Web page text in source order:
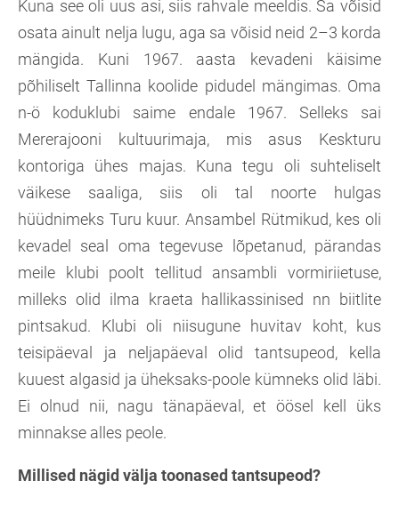
Kuna see oli uus asi, siis rahvale meeldis. Sa võisid
osata ainult nelja lugu, aga sa võisid neid 2–3 korda
mängida. Kuni 1967. aasta kevadeni käisime
põhiliselt Tallinna koolide pidudel mängimas. Oma
n-ö koduklubi saime endale 1967. Selleks sai
Mererajooni kultuurimaja, mis asus Keskturu
kontoriga ühes majas. Kuna tegu oli suhteliselt
väikese saaliga, siis oli tal noorte hulgas
hüüdnimeks Turu kuur. Ansambel Rütmikud, kes oli
kevadel seal oma tegevuse lõpetanud, pärandas
meile klubi poolt tellitud ansambli vormiriietuse,
milleks olid ilma kraeta hallikassinised nn biitlite
pintsakud. Klubi oli niisugune huvitav koht, kus
teisipäeval ja neljapäeval olid tantsupeod, kella
kuuest algasid ja üheksaks-poole kümneks olid läbi.
Ei olnud nii, nagu tänapäeval, et öösel kell üks
minnakse alles peole.
Millised nägid välja toonased tantsupeod?